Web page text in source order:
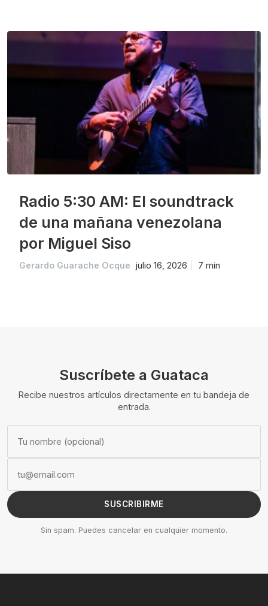
Radio 5:30 AM: El soundtrack
de una mañana venezolana
por Miguel Siso
Gerardo Guarache Ocque julio 16, 2026 7 min
Suscríbete a Guataca
Recibe nuestros artículos directamente en tu bandeja de
entrada.
SUSCRIBIRME
Sin spam. Puedes cancelar en cualquier momento.